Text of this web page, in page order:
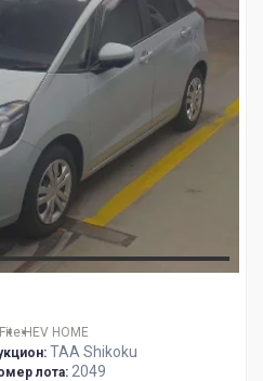
Fite:HEV HOME
TAA Shikoku
лота: 2049